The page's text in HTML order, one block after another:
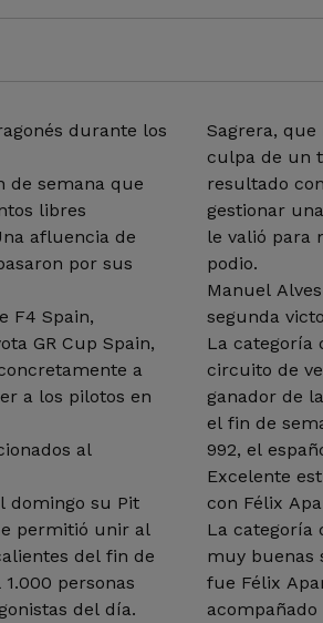
durante los
de semana que
libres
afluencia de
por sus
F4 Spain,
GR Cup Spain,
a
a los pilotos en
al
domingo su Pit
permitió unir al
del fin de
personas
del día.
Sagrera,
culpa de un
resultado
gestionar
le valió para
podio.
Manuel
segunda
La categoría
circuito de
ganador de
el fin de
992, el
Excelente
con Félix
La categoría
muy buenas
fue Félix